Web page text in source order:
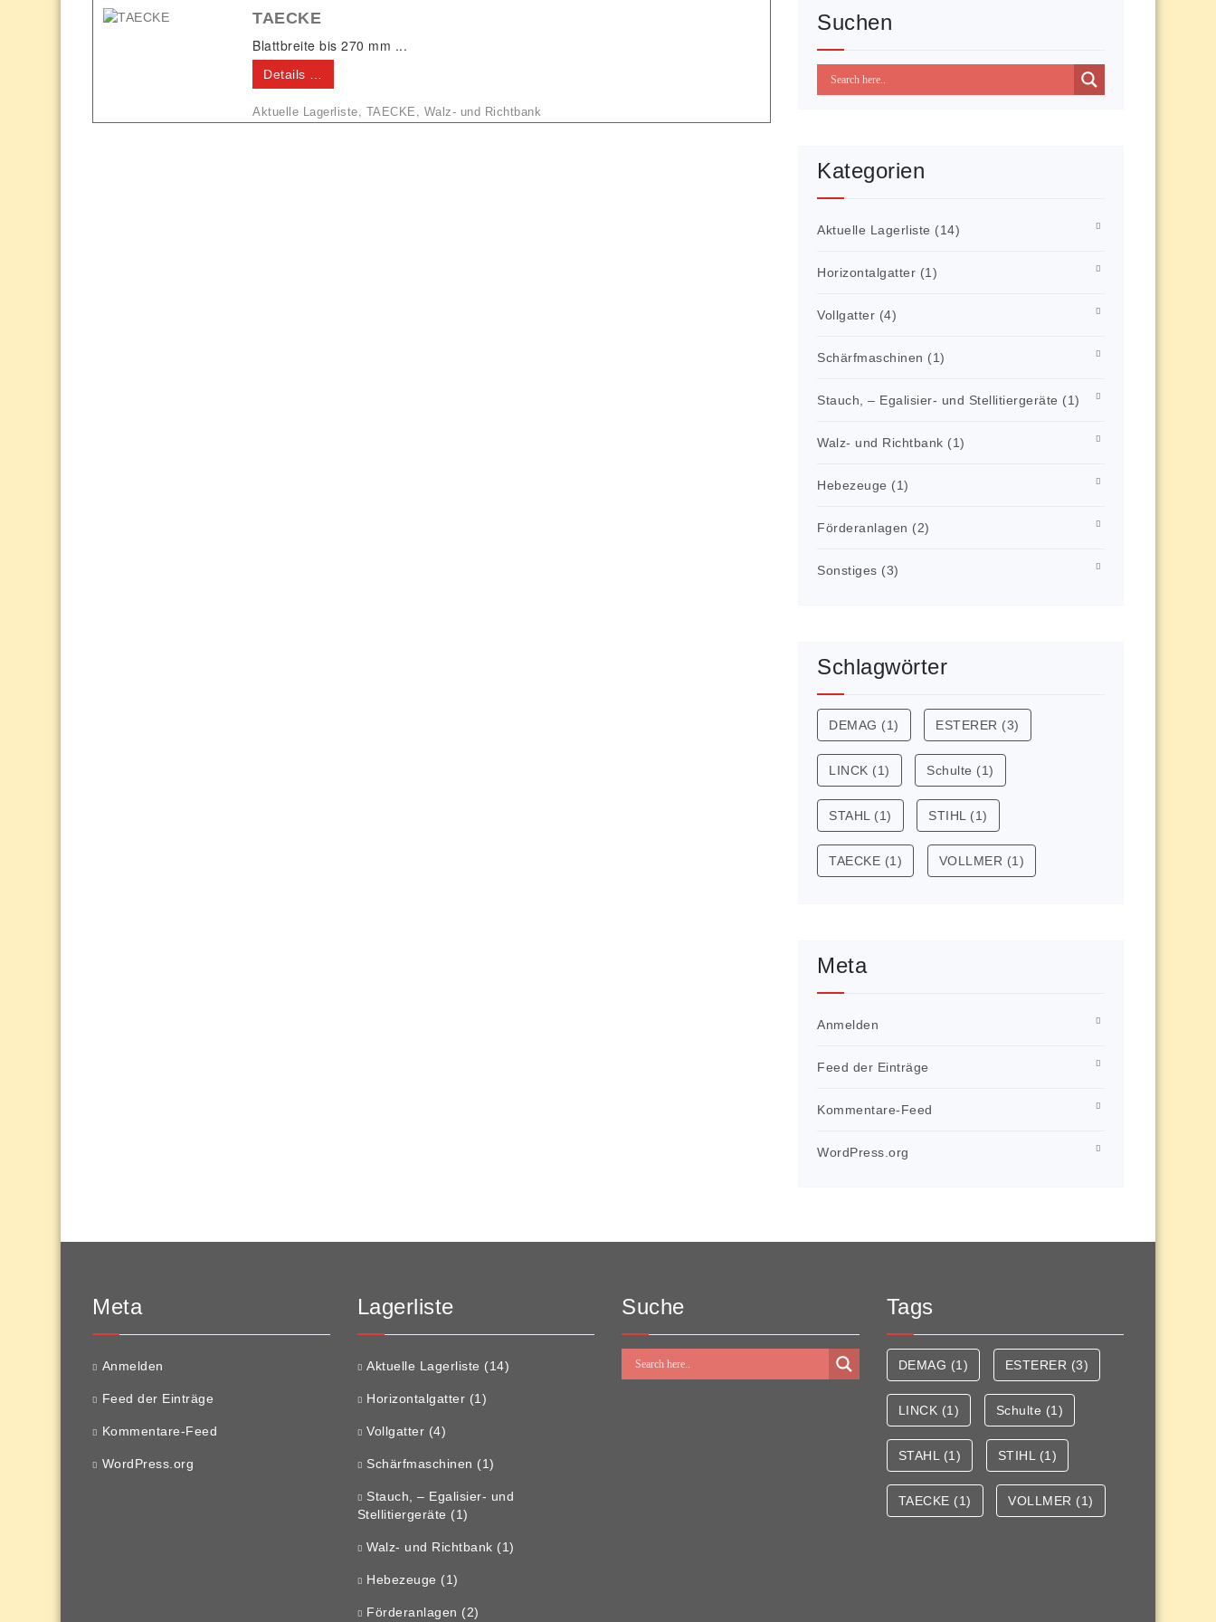
TAECKE
Blattbreite bis 270 mm ...
Details …
Aktuelle Lagerliste, TAECKE , Walz- und Richtbank
Suchen
Kategorien
Aktuelle Lagerliste (14)
Horizontalgatter (1)
Vollgatter (4)
Schärfmaschinen (1)
Stauch, – Egalisier- und Stellitiergeräte (1)
Walz- und Richtbank (1)
Hebezeuge (1)
Förderanlagen (2)
Sonstiges (3)
Schlagwörter
DEMAG (1) ESTERER (3)
LINCK (1) Schulte (1)
STAHL (1) STIHL (1)
TAECKE (1) VOLLMER (1)
Meta
Anmelden
Feed der Einträge
Kommentare-Feed
WordPress.org
Meta
Anmelden
Feed der Einträge
Kommentare-Feed
WordPress.org
Lagerliste
Aktuelle Lagerliste (14)
Horizontalgatter (1)
Vollgatter (4)
Schärfmaschinen (1)
Stauch, – Egalisier- und
Stellitiergeräte (1)
Walz- und Richtbank (1)
Hebezeuge (1)
Förderanlagen (2)
Suche Tags
DEMAG (1) ESTERER (3)
LINCK (1) Schulte (1)
STAHL (1) STIHL (1)
TAECKE (1) VOLLMER (1)